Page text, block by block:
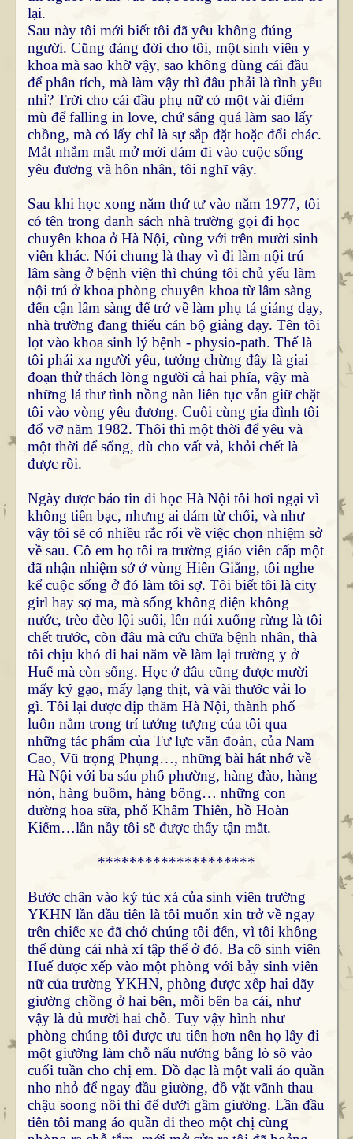
lại.
Sau này tôi mới biết tôi đã yêu không đúng
người. Cũng đáng đời cho tôi, một sinh viên y
khoa mà sao khờ vậy, sao không dùng cái đầu
để phân tích, mà làm vậy thì đâu phải là tình yêu
nhỉ? Trời cho cái đầu phụ nữ có một vài điểm
mù để falling in love, chứ sáng quá làm sao lấy
chồng, mà có lấy chỉ là sự sắp đặt hoặc đổi chác.
Mắt nhắm mắt mở mới dám đi vào cuộc sống
yêu đương và hôn nhân, tôi nghĩ vậy.
Sau khi học xong năm thứ tư vào năm 1977, tôi
có tên trong danh sách nhà trường gọi đi học
chuyên khoa ở Hà Nội, cùng với trên mười sinh
viên khác. Nói chung là thay vì đi làm nội trú
lâm sàng ở bệnh viện thì chúng tôi chủ yếu làm
nội trú ở khoa phòng chuyên khoa từ lâm sàng
đến cận lâm sàng để trở về làm phụ tá giảng dạy,
nhà trường đang thiếu cán bộ giảng dạy. Tên tôi
lọt vào khoa sinh lý bệnh - physio-path. Thế là
tôi phải xa người yêu, tưởng chừng đây là giai
đoạn thử thách lòng người cả hai phía, vậy mà
những lá thư tình nồng nàn liên tục vẫn giữ chặt
tôi vào vòng yêu đương. Cuối cùng gia đình tôi
đổ vỡ năm 1982. Thôi thì một thời để yêu và
một thời để sống, dù cho vất vả, khỏi chết là
được rồi.
Ngày được báo tin đi học Hà Nội tôi hơi ngại vì
không tiền bạc, nhưng ai dám từ chối, và như
vậy tôi sẽ có nhiều rắc rối về việc chọn nhiệm sở
về sau. Cô em họ tôi ra trường giáo viên cấp một
đã nhận nhiệm sở ở vùng Hiên Giằng, tôi nghe
kể cuộc sống ở đó làm tôi sợ. Tôi biết tôi là city
girl hay sợ ma, mà sống không điện không
nước, trèo đèo lội suối, lên núi xuống rừng là tôi
chết trước, còn đâu mà cứu chữa bệnh nhân, thà
tôi chịu khó đi hai năm về làm lại trường y ở
Huế mà còn sống. Học ở đâu cũng được mười
mấy ký gạo, mấy lạng thịt, và vài thước vải lo
gì. Tôi lại được dịp thăm Hà Nội, thành phố
luôn nằm trong trí tưởng tượng của tôi qua
những tác phẩm của Tư lực văn đoàn, của Nam
Cao, Vũ trọng Phụng…, những bài hát nhớ về
Hà Nội với ba sáu phố phường, hàng đào, hàng
nón, hàng buồm, hàng bông… những con
đường hoa sữa, phố Khâm Thiên, hồ Hoàn
Kiếm…lần nầy tôi sẽ được thấy tận mắt.
********************
Bước chân vào ký túc xá của sinh viên trường
YKHN lần đầu tiên là tôi muốn xin trở về ngay
trên chiếc xe đã chở chúng tôi đến, vì tôi không
thể dùng cái nhà xí tập thể ở đó. Ba cô sinh viên
Huế được xếp vào một phòng với bảy sinh viên
nữ của trường YKHN, phòng được xếp hai dãy
giường chồng ở hai bên, mỗi bên ba cái, như
vậy là đủ mười hai chỗ. Tuy vậy hình như
phòng chúng tôi được ưu tiên hơn nên họ lấy đi
một giường làm chỗ nấu nướng bằng lò sô vào
cuối tuần cho chị em. Đồ đạc là một vali áo quần
nho nhỏ để ngay đầu giường, đồ vặt vãnh thau
chậu soong nồi thì để dưới gầm giường. Lần đầu
tiên tôi mang áo quần đi theo một chị cùng